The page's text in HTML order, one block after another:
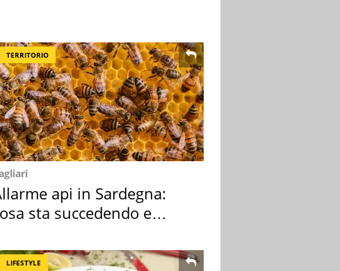
TERRITORIO
api in Sardegna:
sta succedendo e
LIFESTYLE